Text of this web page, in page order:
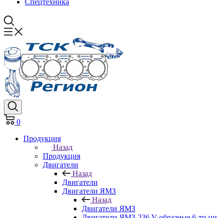
Спецтехника
0
Продукция
Назад
Продукция
Двигатели
Назад
Двигатели
Двигатели ЯМЗ
Назад
Двигатели ЯМЗ